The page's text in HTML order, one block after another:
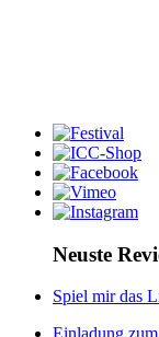
Neuste
Spiel mir das